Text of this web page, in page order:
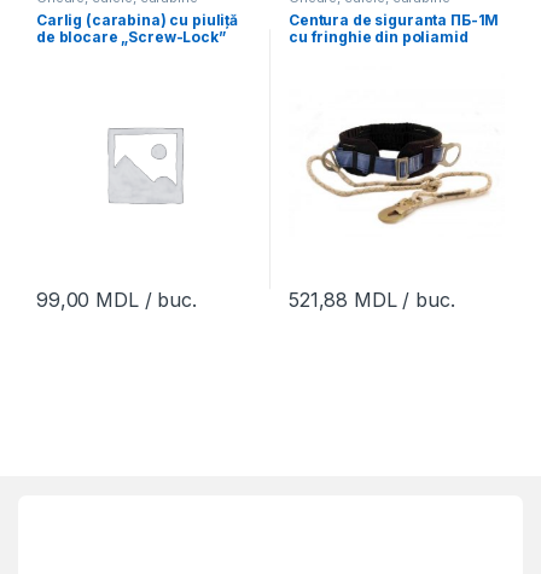
Carlig (carabina) cu piuliță
de blocare „Screw-Lock”
99,00 MDL/ buc.
Centura de siguranta ПБ-1М
cu fringhie din poliamid
521,88 MDL/ buc.